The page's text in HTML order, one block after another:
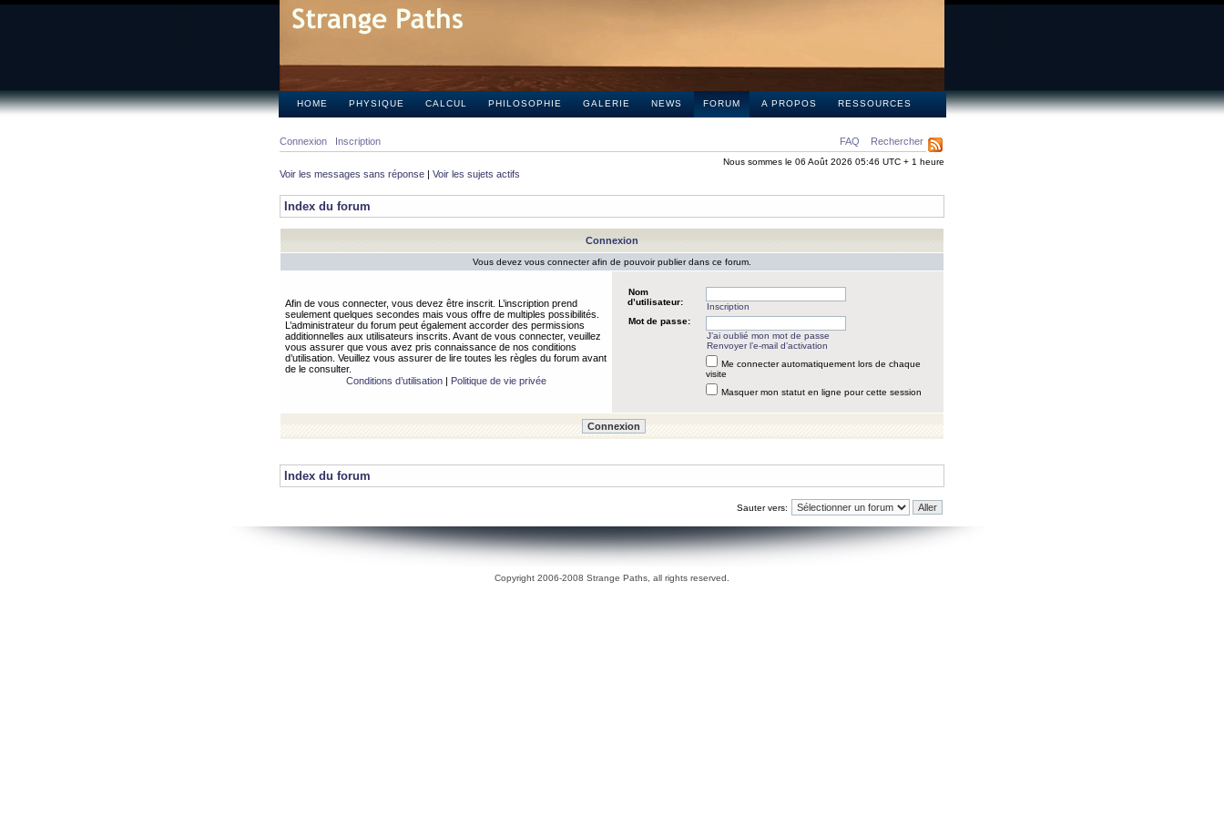
HOME PHYSIQUE CALCUL PHILOSOPHIE GALERIE NEWS FORUM A PROPOS RESSOURCES
FAQ Rechercher
Connexion Inscription
Nous sommes le 06 Août 2026 05:46 UTC + 1 heure
Voir les messages sans réponse | Voir les sujets actifs
Index du forum
Connexion
Vous devez vous connecter afin de pouvoir publier dans ce forum.
Afin de vous connecter, vous devez être inscrit. L’inscription prend
seulement quelques secondes mais vous offre de multiples possibilités.
L’administrateur du forum peut également accorder des permissions
additionnelles aux utilisateurs inscrits. Avant de vous connecter, veuillez
vous assurer que vous avez pris connaissance de nos conditions
d’utilisation. Veuillez vous assurer de lire toutes les règles du forum avant
de le consulter.
Conditions d’utilisation| Politique de vie privée
Nom
d’utilisateur:
Inscription
Mot de passe:
J’ai oublié mon mot de passe
Renvoyer l’e-mail d’activation
Me connecter automatiquement lors de chaque
visite
Masquer mon statut en ligne pour cette session
Index du forum
Sauter vers:
Copyright 2006-2008 Strange Paths, all rights reserved.